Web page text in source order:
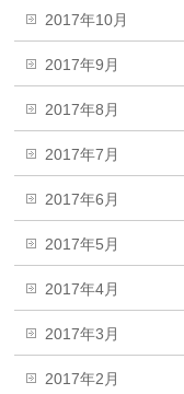
2017年10月
2017年9月
2017年8月
2017年7月
2017年6月
2017年5月
2017年4月
2017年3月
2017年2月